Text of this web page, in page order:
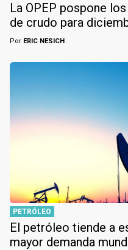
La OPEP pospone
de crudo para
Por ERIC NESICH
PETRÓLEO
El petróleo tiende a
mayor demanda